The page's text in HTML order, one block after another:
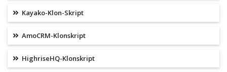
Kayako-Klon-Skript
AmoCRM-Klonskript
HighriseHQ-Klonskript